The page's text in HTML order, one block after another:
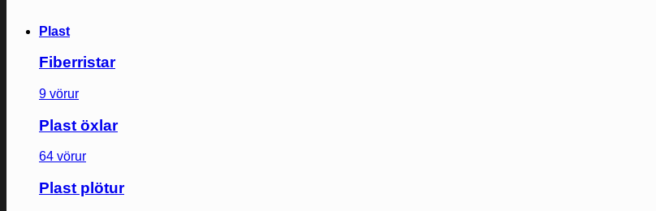
Plast
Fiberristar
9 vörur
Plast öxlar
64 vörur
Plast plötur